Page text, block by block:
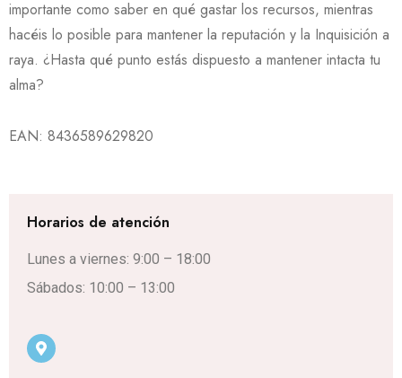
importante como saber en qué gastar los recursos, mientras
hacéis lo posible para mantener la reputación y la Inquisición a
raya. ¿Hasta qué punto estás dispuesto a mantener intacta tu
alma?
EAN: 8436589629820
Horarios de atención
Lunes a viernes: 9:00 – 18:00
Sábados: 10:00 – 13:00